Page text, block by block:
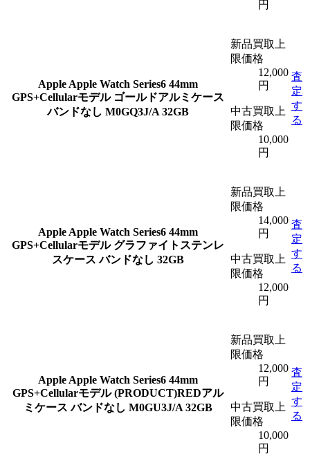
円
Apple Apple Watch Series6 44mm
GPS+Cellularモデル ゴールドアルミケース
バンドなし M0GQ3J/A 32GB
新品買取上
限価格
12,000
円
中古買取上
限価格
10,000
円
査
定
す
る
Apple Apple Watch Series6 44mm
GPS+Cellularモデル グラファイトステンレ
スケース バンドなし 32GB
新品買取上
限価格
14,000
円
中古買取上
限価格
12,000
円
査
定
す
る
Apple Apple Watch Series6 44mm
GPS+Cellularモデル (PRODUCT)REDアル
ミケース バンドなし M0GU3J/A 32GB
新品買取上
限価格
12,000
円
中古買取上
限価格
10,000
円
査
定
す
る